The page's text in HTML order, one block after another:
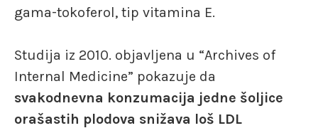
gama-tokoferol, tip vitamina E.
Studija iz 2010. objavljena u “Archives of
Internal Medicine” pokazuje da
svakodnevna konzumacija jedne šoljice
orašastih plodova snižava loš LDL